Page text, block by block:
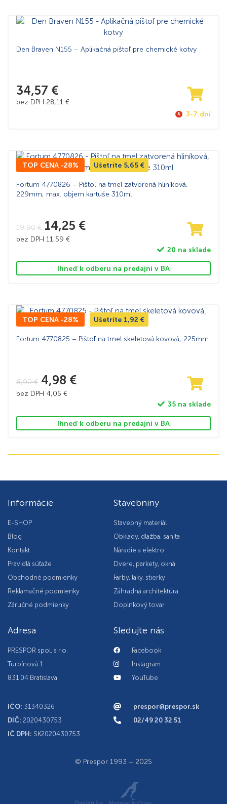
Den Braven N155 – Aplikačná pištoľ pre chemické kotvy
34,57 €
bez DPH 28,11 €
3-7 dní
TOP CENA -28% Ušetríte 5,65 €
Fortum 4770826 – Pištoľ na tmel zatvorená hliníková,
229mm, max. objem kartuše 310ml
19,90€ 14,25 €
bez DPH 11,59 €
20 na sklade
Ihneď k odberu na predajni v BA
TOP CENA -28% Ušetríte 1,92 €
Fortum 4770825 – Pištoľ na tmel skeletová kovová, 225mm
6,90€ 4,98 €
bez DPH 4,05 €
35 na sklade
Ihneď k odberu na predajni v BA
Informácie
E-SHOP
Blog
Kontakt
Pravidlá súťaže
Obchodné podmienky
Reklamačné podmienky
Záručné podmienky
Stavebniny
Stavebný materiál
Obklady, dlažba, sanita
Náradie a elektro
Dvere, parkety, okná
Farby, laky, stierky
Záhradná architektúra
Doplnkový tovar
Adresa
PRESPOR spol. s r.o.
Turbínová 1
831 04 Bratislava
IČO: 31340326
DIČ: 2020430753
IČ DPH: SK2020430753
Sledujte nás
Facebook
Instagram
YouTube
prespor@prespor.sk
02/49 20 32 51
© Prespor 1993 – 2025